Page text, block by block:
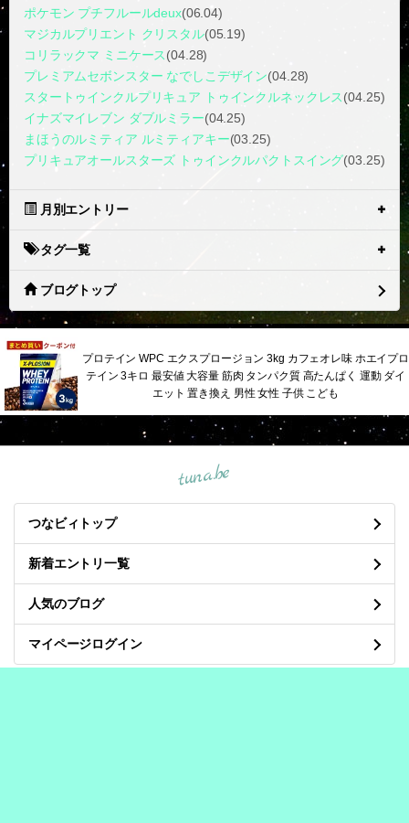
ポケモン プチフルールdeux(06.04)
マジカルプリエント クリスタル(05.19)
コリラックマ ミニケース(04.28)
プレミアムセボンスター なでしこデザイン(04.28)
スタートゥインクルプリキュア トゥインクルネックレス(04.25)
イナズマイレブン ダブルミラー(04.25)
まほうのルミティア ルミティアキー(03.25)
プリキュアオールスターズ トゥインクルパクトスイング(03.25)
月別エントリー
タグ一覧
ブログトップ
プロテイン WPC エクスプロージョン 3kg カフェオレ味 ホエイプロ
テイン 3キロ 最安値 大容量 筋肉 タンパク質 高たんぱく 運動 ダイ
エット 置き換え 男性 女性 子供 こども
tuna.be
つなビィトップ
新着エントリ一覧
人気のブログ
マイページログイン